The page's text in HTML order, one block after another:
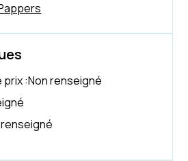
prix :Non renseigné